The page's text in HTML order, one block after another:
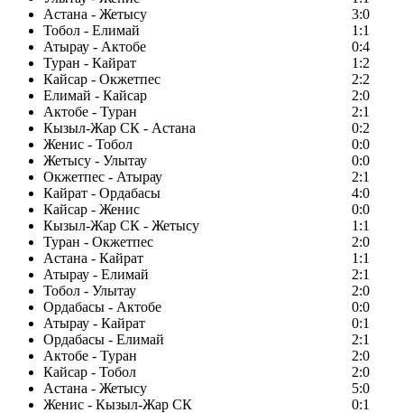
Астана - Жетысу
3:0
Тобол - Елимай
1:1
Атырау - Актобе
0:4
Туран - Кайрат
1:2
Кайсар - Окжетпес
2:2
Елимай - Кайсар
2:0
Актобе - Туран
2:1
Кызыл-Жар СК - Астана
0:2
Женис - Тобол
0:0
Жетысу - Улытау
0:0
Окжетпес - Атырау
2:1
Кайрат - Ордабасы
4:0
Кайсар - Женис
0:0
Кызыл-Жар СК - Жетысу
1:1
Туран - Окжетпес
2:0
Астана - Кайрат
1:1
Атырау - Елимай
2:1
Тобол - Улытау
2:0
Ордабасы - Актобе
0:0
Атырау - Кайрат
0:1
Ордабасы - Елимай
2:1
Актобе - Туран
2:0
Кайсар - Тобол
2:0
Астана - Жетысу
5:0
Женис - Кызыл-Жар СК
0:1